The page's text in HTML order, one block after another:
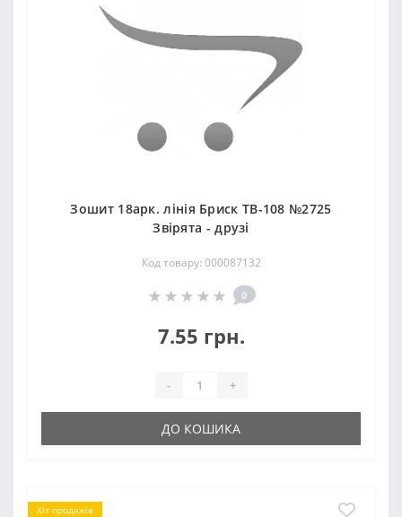
Зошит 18арк. лінія Бриск ТВ-108 №2725
Звiрята - друзi
Код товару: 000087132
0
7.55 грн.
- +
ДО КОШИКА
Хіт продажів